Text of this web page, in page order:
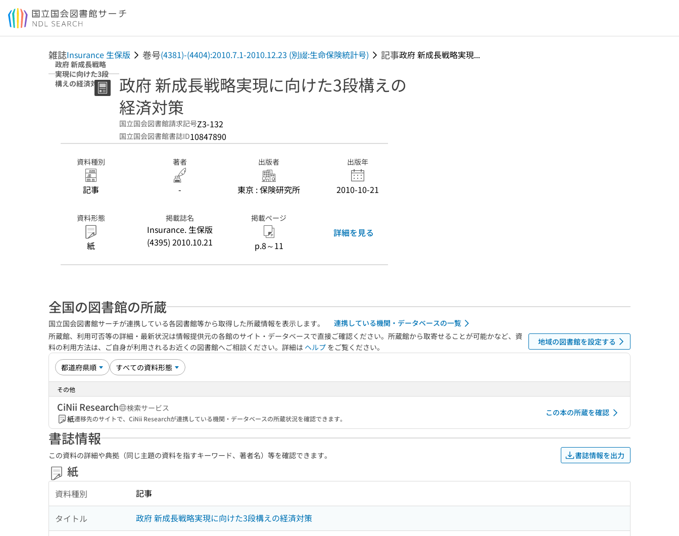
本文へ移動
雑誌Insurance 生保版 巻号(4381)-(4404):2010.7.1-2010.12.23 (別綴:生命保険統計号) 記事政府 新成長戦略実現...
政府 新成長戦略
実現に向けた3段
構えの経済対策
政府 新成長戦略実現に向けた3段構えの
経済対策
国立国会図書館請求記号Z3-132
国立国会図書館書誌ID10847890
資料種別
記事
著者
-
出版者
東京 : 保険研究所
出版年
2010-10-21
資料形態
紙
掲載誌名
Insurance. 生保版
(4395) 2010.10.21
掲載ページ
p.8～11
詳細を見る
全国の図書館の所蔵
国立国会図書館サーチが連携している各図書館等から取得した所蔵情報を表示します。
連携している機関・データベースの一覧
所蔵館、利用可否等の詳細・最新状況は情報提供元の各館のサイト・データベースで直接ご確認ください。所蔵館から取寄せることが可能かなど、資
料の利用方法は、ご自身が利用されるお近くの図書館へご相談ください。詳細は ヘルプ をご覧ください。
地域の図書館を設定する
その他
CiNii Research
検索サービス
紙遷移先のサイトで、CiNii Researchが連携している機関・データベースの所蔵状況を確認できます。
この本の所蔵を確認
書誌情報
この資料の詳細や典拠（同じ主題の資料を指すキーワード、著者名）等を確認できます。 書誌情報を出力
紙
資料種別 記事
タイトル 政府 新成長戦略実現に向けた3段構えの経済対策